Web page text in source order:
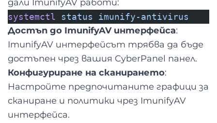
дали ImunifyAV работи:
systemctl status imunify-antivirus
Достъп до ImunifyAV интерфейса:
ImunifyAV интерфейсът трябва да бъде
достъпен чрез вашия CyberPanel панел.
Конфигуриране на сканирането:
Настройте предпочитаните графици за
сканиране и политики чрез ImunifyAV
интерфейса.